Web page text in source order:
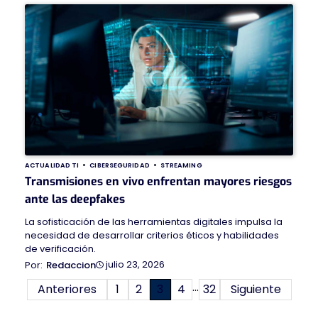
ACTUALIDAD TI CIBERSEGURIDAD STREAMING
Transmisiones en vivo enfrentan mayores riesgos
ante las deepfakes
La sofisticación de las herramientas digitales impulsa la
necesidad de desarrollar criterios éticos y habilidades
de verificación.
Redaccion
julio 23, 2026
Paginación
Anteriores 1 2 3 4 … 32 Siguiente